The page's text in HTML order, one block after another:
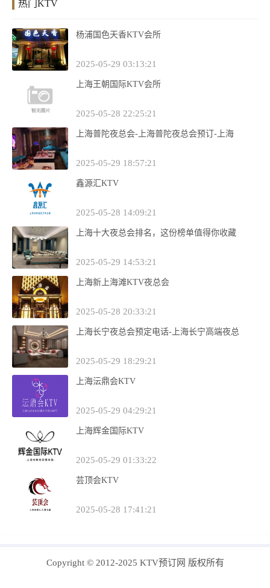
热门KTV
杨浦国色天香KTV会所
2025-05-29 03:13:21
上海王朝国际KTV会所
2025-05-28 22:25:21
上海普陀夜总会-上海普陀夜总会预订-上海
2025-05-29 18:57:21
鑫源汇KTV
2025-05-28 14:09:21
上海十大夜总会排名，这份榜单值得你收藏
2025-05-29 14:53:21
上海新上海滩KTV夜总会
2025-05-28 20:33:21
上海长宁夜总会预定电话-上海长宁高端夜总
2025-05-29 18:29:21
上海沄鼎会KTV
2025-05-29 04:29:21
上海辉金国际KTV
2025-05-29 01:33:22
芸顶会KTV
2025-05-28 17:41:21
Copyright © 2012-2025 KTV预订网 版权所有